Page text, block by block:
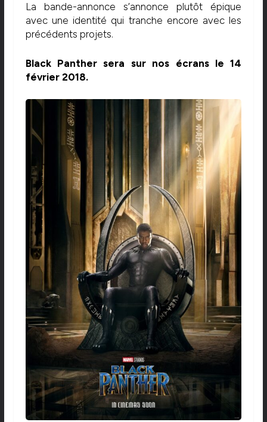
La bande-annonce s’annonce plutôt épique
avec une identité qui tranche encore avec les
précédents projets.
Black Panther sera sur nos écrans le 14
février 2018.